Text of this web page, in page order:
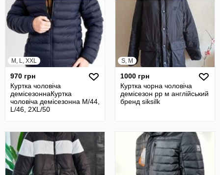
M, L, XXL
970 грн
Куртка чоловіча
демісезоннаКуртка
чоловіча демісезонна M/44,
L/46, 2XL/50
S, M
1000 грн
Куртка чорна чоловіча
демісезон рр м англійський
бренд siksilk